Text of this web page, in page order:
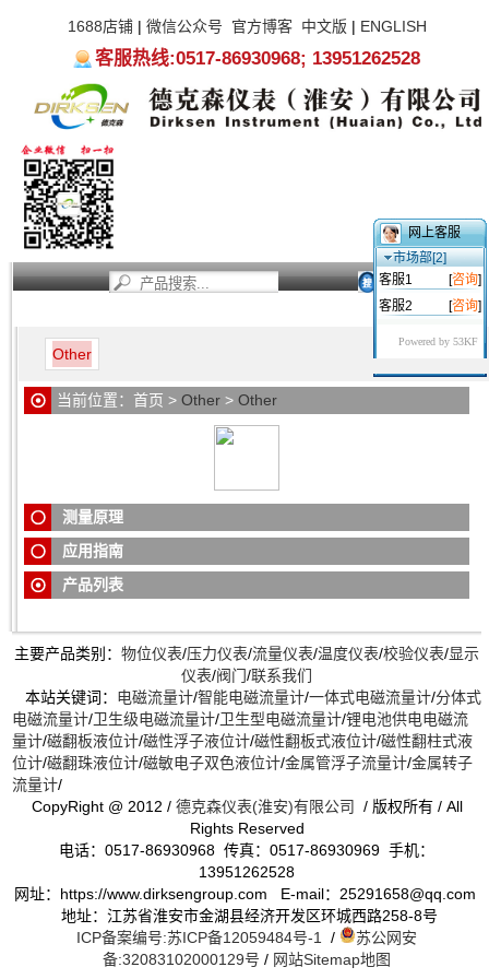
1688店铺| 微信公众号 官方博客 中文版 | ENGLISH
客服热线:0517-86930968; 13951262528
Other
当前位置： 首页 > Other > Other
测量原理
应用指南
产品列表
主要产品类别： 物位仪表/压力仪表/流量仪表/温度仪表/校验仪表/显示
仪表/阀门/联系我们
本站关键词： 电磁流量计/智能电磁流量计/一体式电磁流量计/分体式
电磁流量计/卫生级电磁流量计/卫生型电磁流量计/锂电池供电电磁流
量计/磁翻板液位计/磁性浮子液位计/磁性翻板式液位计/磁性翻柱式液
位计/磁翻珠液位计/磁敏电子双色液位计/金属管浮子流量计/金属转子
流量计/
CopyRight @ 2012 / 德克森仪表(淮安)有限公司 / 版权所有 / All
Rights Reserved
电话：0517-86930968 传真：0517-86930969 手机：
13951262528
网址：https://www.dirksengroup.com E-mail：25291658@qq.com
地址：江苏省淮安市金湖县经济开发区环城西路258-8号
ICP备案编号:苏ICP备12059484号-1
/
苏公网安
备:32083102000129号 / 网站Sitemap地图
网上客服
市场部[2]
客服1
[咨询]
客服2
[咨询]
Powered by 53KF